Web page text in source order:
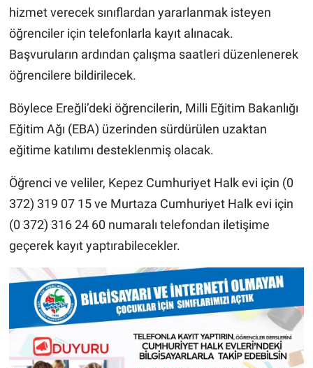
hizmet verecek sınıflardan yararlanmak isteyen
öğrenciler için telefonlarla kayıt alınacak.
Başvuruların ardından çalışma saatleri düzenlenerek
öğrencilere bildirilecek.
Böylece Ereğli’deki öğrencilerin, Milli Eğitim Bakanlığı
Eğitim Ağı (EBA) üzerinden sürdürülen uzaktan
eğitime katılımı desteklenmiş olacak.
Öğrenci ve veliler, Kepez Cumhuriyet Halk evi için (0
372) 319 07 15 ve Murtaza Cumhuriyet Halk evi için
(0 372) 316 24 60 numaralı telefondan iletişime
geçerek kayıt yaptırabilecekler.